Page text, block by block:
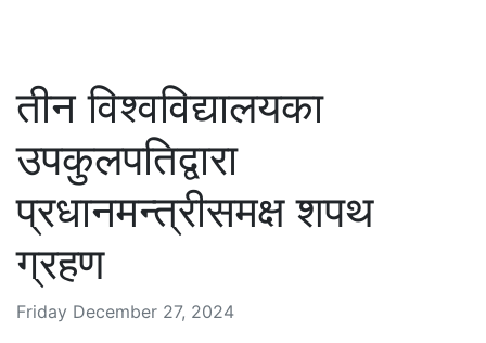
तीन विश्वविद्यालयका
उपकुलपतिद्वारा
प्रधानमन्त्रीसमक्ष शपथ
ग्रहण
Friday December 27, 2024